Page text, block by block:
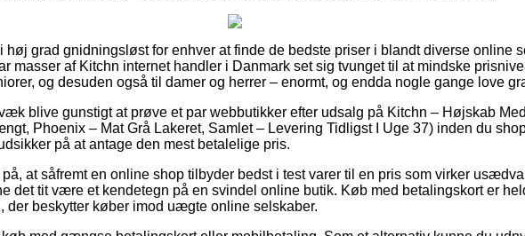
høj grad gnidningsløst for enhver at finde de bedste priser i blandt diverse online
masser af Kitchn internet handler i Danmark set sig tvunget til at mindske
og desuden også til damer og herrer – enormt, og endda nogle gange love
blive gunstigt at prøve et par webbutikker efter udsalg på Kitchn – Højskab
Phoenix – Mat Grå Lakeret, Samlet – Levering Tidligst I Uge 37) inden du
på at antage den mest betalelige pris.
at såfremt en online shop tilbyder bedst i test varer til en pris som virker
det tit være et kendetegn på en svindel online butik. Køb med betalingskort er
der beskytter køber imod uægte online selskaber.